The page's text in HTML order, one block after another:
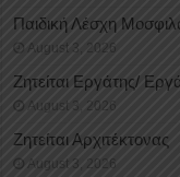
Παιδική Λέσχη
August 3, 2026
Ζητείται Εργάτης/
August 3, 2026
Ζητείται Αρχιτέκτονας
August 3, 2026